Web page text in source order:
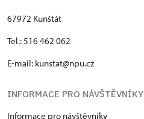
67972 Kunštát
Tel.: 516 462 062
E-mail: kunstat@npu.cz
INFORMACE PRO NÁVŠTĚVNÍKY
Informace pro návštěvníky